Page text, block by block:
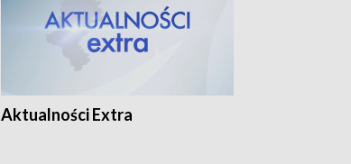
Aktualności Extra